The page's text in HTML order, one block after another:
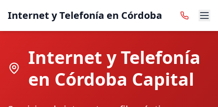
Internet y Telefonía en Córdoba
Internet y Telefonía
en Córdoba Capital